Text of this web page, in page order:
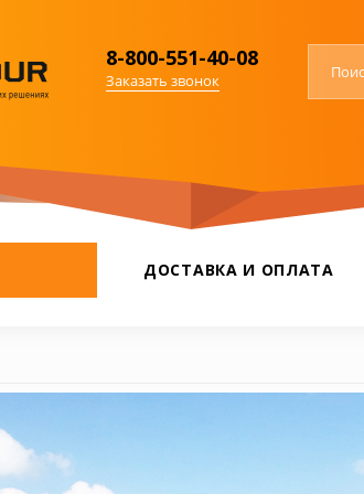
8-800-551-40-08
Заказать звонок
ДОСТАВКА И ОПЛАТА